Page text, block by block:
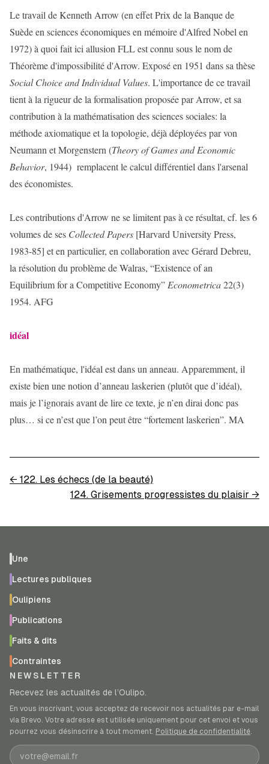
Le travail de Kenneth Arrow (en effet Prix de la Banque de
Suède en sciences économiques en mémoire d'Alfred Nobel en
1972) à quoi fait ici allusion FLL est connu sous le nom de
Théorème d'impossibilité d'Arrow. Exposé en 1951 dans sa thèse
Social Choice and Individual Values. L'importance de ce travail
tient à la rigueur de la formalisation proposée par Arrow, et sa
contribution à la mathématisation des sciences sociales: la
méthode axiomatique et la topologie, déjà déployées par von
Neumann et Morgenstern (Theory of Games and Economic
Behavior, 1944) remplacent le calcul différentiel dans l'arsenal
des économistes.
Les contributions d'Arrow ne se limitent pas à ce résultat, cf. les 6
volumes de ses Collected Papers [Harvard University Press,
1983-85] et en particulier, en collaboration avec Gérard Debreu,
la résolution du problème de Walras, “Existence of an
Equilibrium for a Competitive Economy” Econometrica22(3)
1954. AFG
idéal
En mathématique, l'idéal est dans un anneau. Apparemment, il
existe bien une notion d’anneau laskerien (plutôt que d’idéal),
mais je l’ignorais avant de lire ce texte, je n’en dirai donc pas
plus… si ce n’est que l’on peut être “fortement laskerien”. MA
← 122. Les échecs (de la beauté)
124. Grisements progressistes du plaisir →
Une
Lectures publiques
Oulipiens
Publications
Faits & dits
Contraintes
NEWSLETTER
Recevez les actualités de l’Oulipo.
En vous inscrivant, vous acceptez de recevoir nos actualités par e-mail
via Brevo. Votre adresse est utilisée uniquement pour cet envoi et vous
pourrez vous désinscrire à tout moment. Politique de confidentialité.
Adresse e-mail